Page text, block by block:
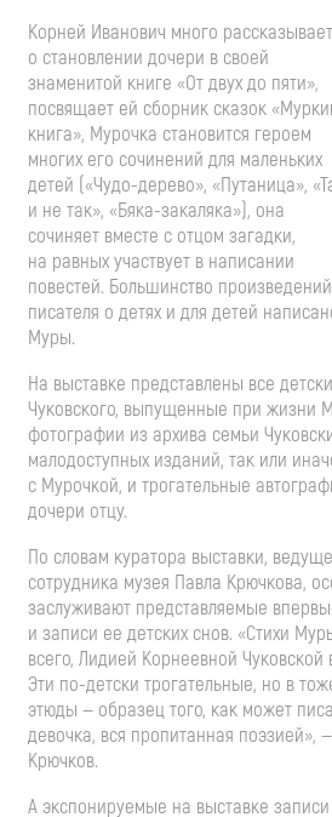
Корней Иванович много рассказывает
о становлении дочери в своей
знаменитой книге «От двух до пяти»,
посвящает ей сборник сказок
книга», Мурочка становится героем
многих его сочинений для маленьких
детей («Чудо-дерево», «Путаница»,
и не так», «Бяка-закаляка»), она
сочиняет вместе с отцом загадки,
на равных участвует в написании
повестей. Большинство произведений
писателя о детях и для детей
Муры.
На выставке представлены все
Чуковского, выпущенные при жизни
фотографии из архива семьи
малодоступных изданий, так или
с Мурочкой, и трогательные
дочери отцу.
По словам куратора выставки,
сотрудника музея Павла Крючкова,
заслуживают представляемые
и записи ее детских снов. «Стихи
всего, Лидией Корнеевной Чуковской
Эти по-детски трогательные, но в
этюды — образец того, как может
девочка, вся пропитанная поэзией»,
Крючков.
А экспонируемые на выставке